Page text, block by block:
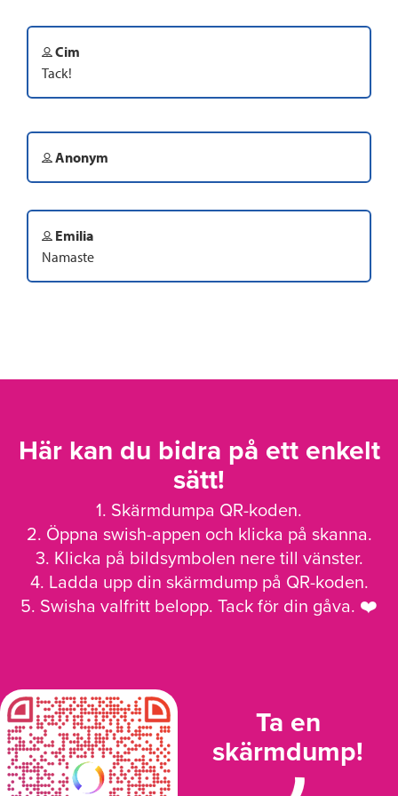
Cim
Tack!
Anonym
Emilia
Namaste
Här kan du bidra på ett enkelt
sätt!
1. Skärmdumpa QR-koden.
2. Öppna swish-appen och klicka på skanna.
3. Klicka på bildsymbolen nere till vänster.
4. Ladda upp din skärmdump på QR-koden.
5. Swisha valfritt belopp. Tack för din gåva. ❤️
Ta en
skärmdump!